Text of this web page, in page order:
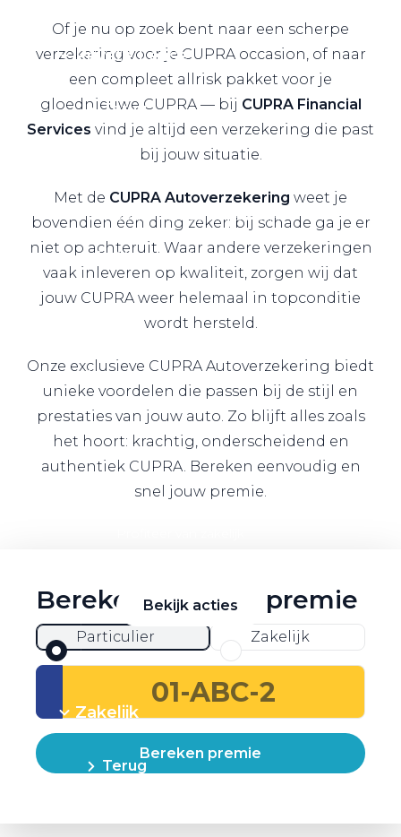
Private Lease
Terug
Website Pon Center Zakelijk
Zakelijke oplossingen
Lease aanbod
Leasevormen
Lease acties
Bekijk acties
Zakelijk
Terug
Of je nu op zoek bent naar een scherpe
verzekering voor je CUPRA occasion, of naar
een compleet allrisk pakket voor je
gloednieuwe CUPRA — bij CUPRA Financial
Services vind je altijd een verzekering die past
bij jouw situatie.
Met de CUPRA Autoverzekering weet je
bovendien één ding zeker: bij schade ga je er
niet op achteruit. Waar andere verzekeringen
vaak inleveren op kwaliteit, zorgen wij dat
jouw CUPRA weer helemaal in topconditie
wordt hersteld.
Onze exclusieve CUPRA Autoverzekering biedt
unieke voordelen die passen bij de stijl en
prestaties van jouw auto. Zo blijft alles zoals
het hoort: krachtig, onderscheidend en
authentiek CUPRA. Bereken eenvoudig en
snel jouw premie.
Bereken direct je premie
Particulier Zakelijk
Bereken premie